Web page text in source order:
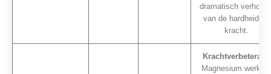
dramatisch
van de hardheid en
kracht.
Krachtverbeteraar.
Magnesium werkt in